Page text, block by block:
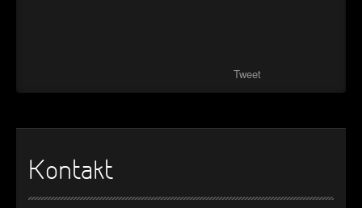
Tweet
Kontakt